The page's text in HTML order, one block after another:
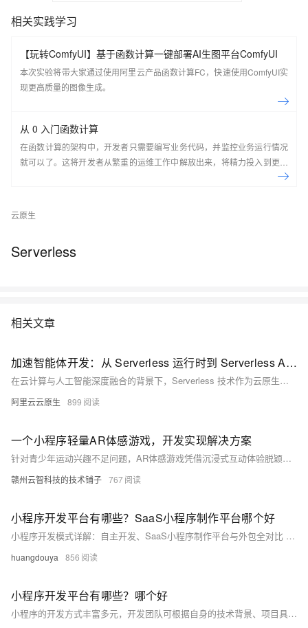
相关实践学习
【玩转ComfyUI】基于函数计算一键部署AI生图平台ComfyUI
本次实验将带大家通过使用阿里云产品函数计算FC，快速使用ComfyUI实
现更高质量的图像生成。
从 0 入门函数计算
在函数计算的架构中，开发者只需要编写业务代码，并监控业务运行情况
就可以了。这将开发者从繁重的运维工作中解放出来，将精力投入到更有
云原生
Serverless
相关文章
加速智能体开发：从 Serverless 运行时到 Serverless AI 运行时
在云计算与人工智能深度融合的背景下，Serverless 技术作为云原生架构的集大成者，正加速向 AI 原生架构演进。阿里云函数计算（FC）率先提出并实践“Serverless AI 运行时”概念，通过技术创新与生态联动，为智能体（Agent）开发提供高效、安全、低成本的基础设施支持。本文从技术演进路径、核心能力及未来展望三方面解析 Serverless AI 的突破性价值。
阿里云云原生 899
一个小程序轻量AR体感游戏，开发实现解决方案
针对青少年运动兴趣不足问题，AR体感游戏凭借沉浸式互动体验脱颖而出。结合小程序“AI运动识别”插件与WebGL渲染技术，可实现无需外设的轻量化AR健身游戏，如跳糕、切水果等，兼具趣味性与锻炼效果，适用于儿童健身及职工团建，即开即玩，低门槛高参与。
赣州云智科技的技术铺子 767
小程序开发平台有哪些？SaaS小程序制作平台哪个好
小程序开发模式详解：自主开发、SaaS小程序制作平台与外包全对比 选择合适的小程序开发模式，是项目成功的基石。这三种模式在成本、周期、控制力和灵活性上各有千秋，适用于不同阶段和不同类型的企业。下面我们将逐一深入剖析。
huangdouya 856
小程序开发平台有哪些？哪个好
小程序的开发方式丰富多元，开发团队可根据自身的技术背景、项目具体需求以及资源状况，灵活挑选最为适宜的开发路径。以下将详细介绍几种主流的小程序开发方式。